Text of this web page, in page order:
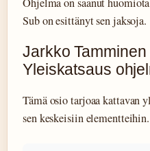
Sub on esittänyt sen jaksoja.
Jarkko Tamminen
Yleiskatsaus
Tämä osio tarjoaa kattavan
sen keskeisiin elementteihin.